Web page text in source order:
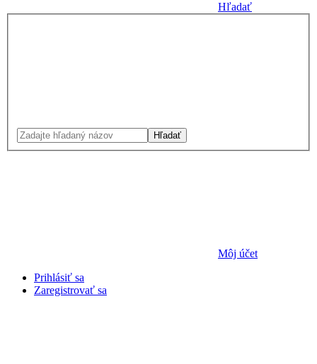
Hľadať
Hľadať
Môj účet
Prihlásiť sa
Zaregistrovať sa